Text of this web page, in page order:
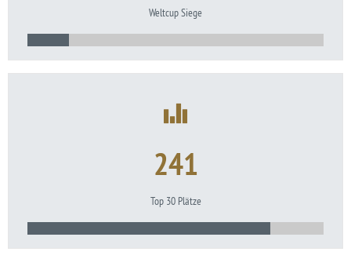
Weltcup Siege
241
Top 30 Plätze